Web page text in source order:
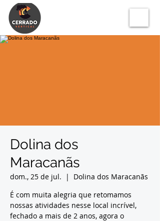
Dolina dos
Maracanãs
dom., 25 de jul.
  |
Dolina dos Maracanãs
É com muita alegria que retomamos
nossas atividades nesse local incrível,
fechado a mais de 2 anos, agora o